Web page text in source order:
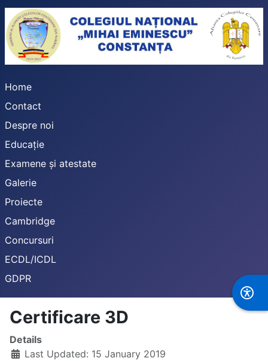
Home
Contact
Despre noi
Educație
Examene și atestate
Galerie
Proiecte
Cambridge
Concursuri
ECDL/ICDL
GDPR
Certificare 3D
Details
Last Updated: 15 January 2019